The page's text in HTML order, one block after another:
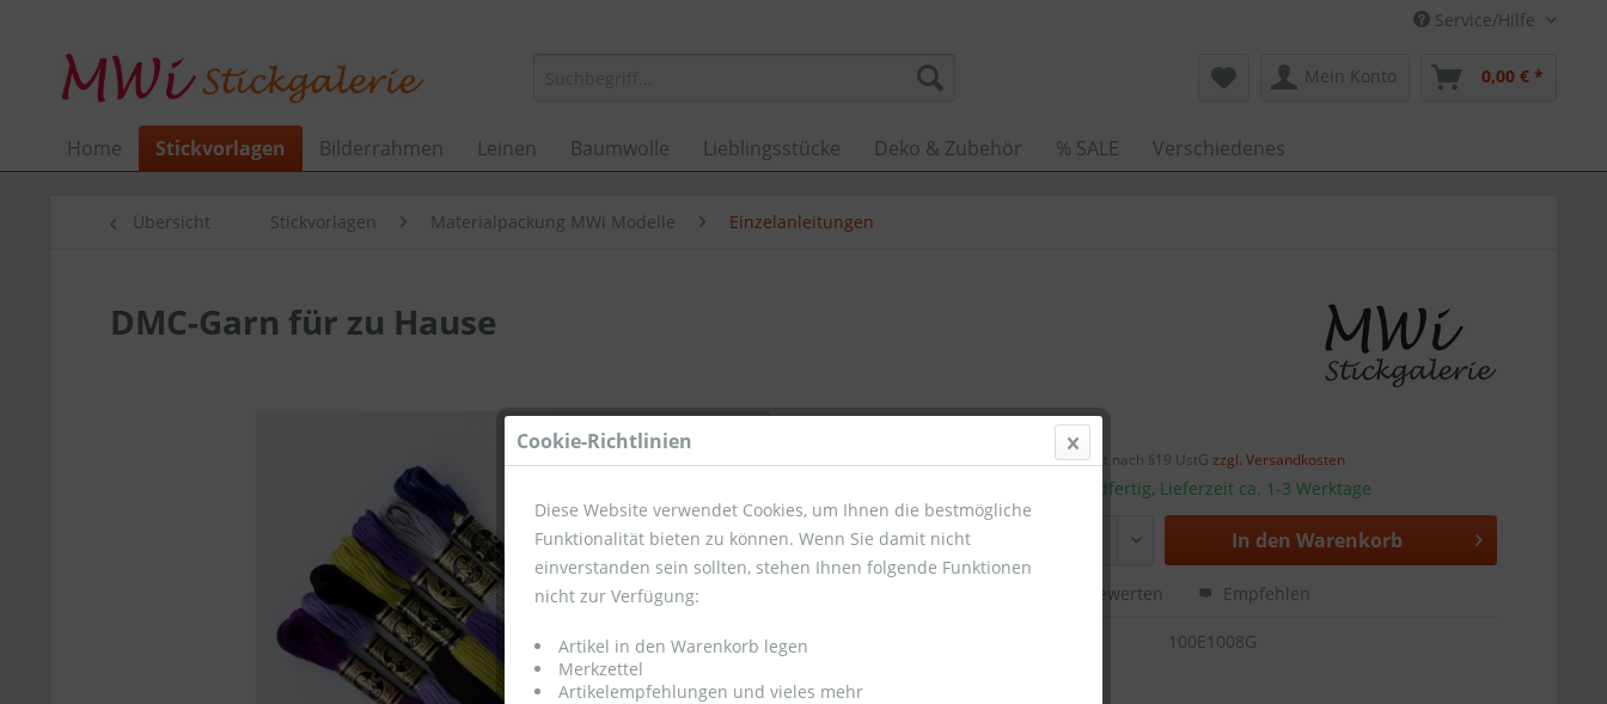
Service/Hilfe
Mein Konto 0,00 € *
Home Stickvorlagen Bilderrahmen Leinen Baumwolle Lieblingsstücke Deko & Zubehör % SALE Verschiedenes
Übersicht Stickvorlagen Materialpackung MWi Modelle Einzelanleitungen
DMC-Garn für zu Hause
9,10 € *
Umsatzsteuerbefreit nach §19 UstGzzgl. Versandkosten
Sofort versandfertig, Lieferzeit ca. 1-3 Werktage
In den Warenkorb
Bewerten Empfehlen
100E1008G
Cookie-Richtlinien
Diese Website verwendet Cookies, um Ihnen die bestmögliche
Funktionalität bieten zu können. Wenn Sie damit nicht
einverstanden sein sollten, stehen Ihnen folgende Funktionen
nicht zur Verfügung:
Artikel in den Warenkorb legen
Merkzettel
Artikelempfehlungen und vieles mehr